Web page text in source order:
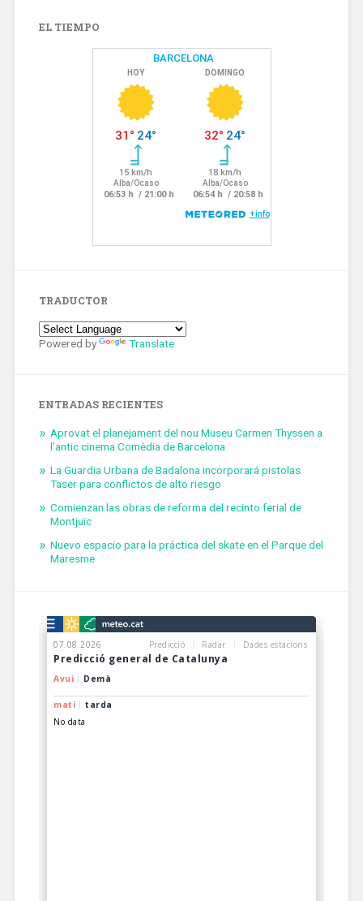
EL TIEMPO
TRADUCTOR
Powered by Translate
ENTRADAS RECIENTES
Aprovat el planejament del nou Museu Carmen Thyssen a
l’antic cinema Comèdia de Barcelona
La Guardia Urbana de Badalona incorporará pistolas
Taser para conflictos de alto riesgo
Comienzan las obras de reforma del recinto ferial de
Montjuïc
Nuevo espacio para la práctica del skate en el Parque del
Maresme